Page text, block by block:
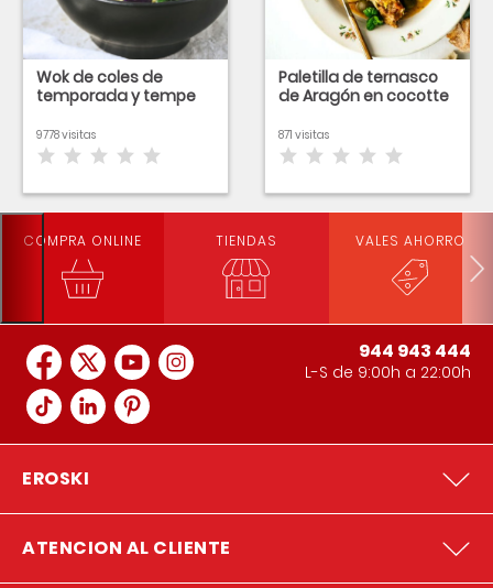
Wok de coles de
temporada y tempe
9778 visitas
Paletilla de ternasco
de Aragón en cocotte
871 visitas
COMPRA ONLINE TIENDAS VALES AHORRO
944 943 444
L-S de 9:00h a 22:00h
EROSKI
ATENCION AL CLIENTE